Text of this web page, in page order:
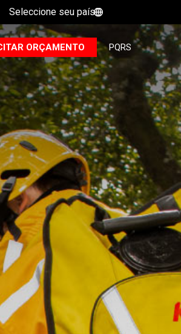
Seleccione seu país
ORÇAMENTO PQRS